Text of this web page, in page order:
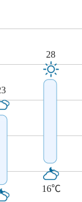
28
16℃